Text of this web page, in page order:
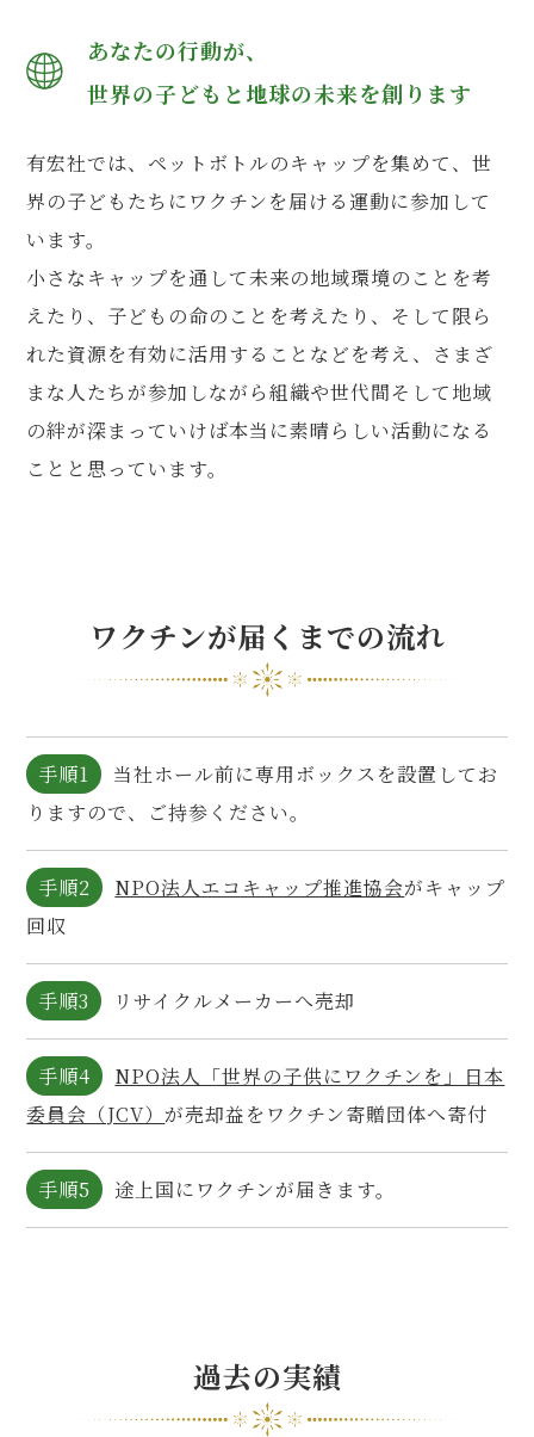
あなたの行動が、
世界の子どもと地球の未来を創ります
有宏社では、ペットボトルのキャップを集めて、世
界の子どもたちにワクチンを届ける運動に参加して
います。
小さなキャップを通して未来の地域環境のことを考
えたり、子どもの命のことを考えたり、そして限ら
れた資源を有効に活用することなどを考え、さまざ
まな人たちが参加しながら組織や世代間そして地域
の絆が深まっていけば本当に素晴らしい活動になる
ことと思っています。
ワクチンが届くまでの流れ
手順1
当社ホール前に専用ボックスを設置してお
りますので、ご持参ください。
手順2 NPO法人エコキャップ推進協会がキャップ
回収
手順3 リサイクルメーカーへ売却
手順4
NPO法人「世界の子供にワクチンを」日本
委員会（JCV） が売却益をワクチン寄贈団体へ寄付
手順5 途上国にワクチンが届きます。
過去の実績